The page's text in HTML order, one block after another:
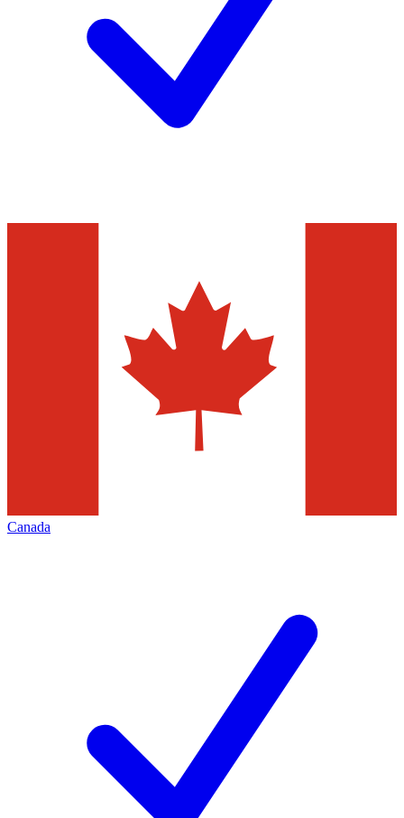
Canada